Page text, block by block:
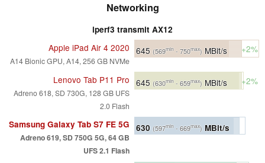
Networking
iperf3 transmit AX12
Apple iPad Air 4 2020
A14 Bionic GPU, A14, 256 GB NVMe
645 (569min - 750max) MBit/s +2%
Lenovo Tab P11 Pro
Adreno 618, SD 730G, 128 GB UFS
2.0 Flash
645 (630min - 659max) MBit/s +2%
Samsung Galaxy Tab S7 FE 5G
Adreno 619, SD 750G 5G, 64 GB
UFS 2.1 Flash
630 (597min - 669max) MBit/s